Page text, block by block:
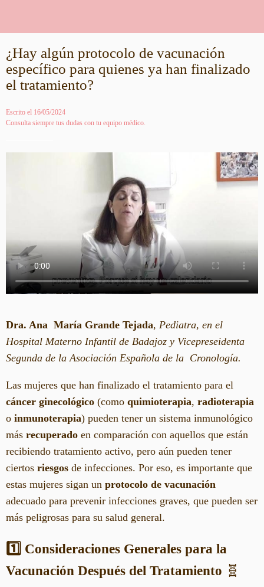
¿Hay algún protocolo de vacunación
específico para quienes ya han finalizado
el tratamiento?
Escrito el 16/05/2024
Consulta siempre tus dudas con tu equipo médico.
Dra. Ana María Grande Tejada, Pediatra, en el
Hospital Materno Infantil de Badajoz y Vicepreseidenta
Segunda de la Asociación Española de la Cronología.
Las mujeres que han finalizado el tratamiento para el
cáncer ginecológico (como quimioterapia, radioterapia
o inmunoterapia) pueden tener un sistema inmunológico
más recuperado en comparación con aquellos que están
recibiendo tratamiento activo, pero aún pueden tener
ciertos riesgos de infecciones. Por eso, es importante que
estas mujeres sigan un protocolo de vacunación
adecuado para prevenir infecciones graves, que pueden ser
más peligrosas para su salud general.
1️⃣ Consideraciones Generales para la
Vacunación Después del Tratamiento 🧬